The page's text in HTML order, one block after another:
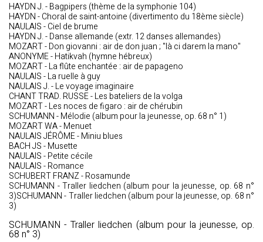
HAYDN J. - Bagpipers (thème de la symphonie 104)
HAYDN - Choral de saint-antoine (divertimento du 18ème siècle)
NAULAIS - Ciel de brume
HAYDN J. - Danse allemande (extr. 12 danses allemandes)
MOZART - Don giovanni : air de don juan ; "là ci darem la mano"
ANONYME - Hatikvah (hymne hébreux)
MOZART - La flûte enchantée : air de papageno
NAULAIS - La ruelle à guy
NAULAIS J. - Le voyage imaginaire
CHANT TRAD. RUSSE - Les bateliers de la volga
MOZART - Les noces de figaro : air de chérubin
SCHUMANN - Mélodie (album pour la jeunesse, op. 68 n° 1)
MOZART WA - Menuet
NAULAIS JÉRÔME - Miniu blues
BACH JS - Musette
NAULAIS - Petite cécile
NAULAIS - Romance
SCHUBERT FRANZ - Rosamunde
SCHUMANN - Traller liedchen (album pour la jeunesse, op. 68 n°
3)SCHUMANN - Traller liedchen (album pour la jeunesse, op. 68 n°
3)
SCHUMANN - Traller liedchen (album pour la jeunesse, op.
68 n° 3)